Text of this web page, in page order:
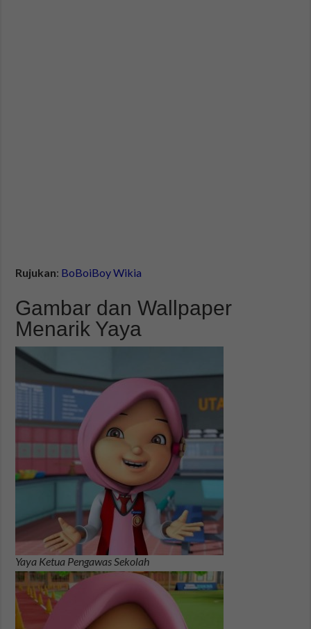
Rujukan: BoBoiBoy Wikia
Gambar dan Wallpaper
Menarik Yaya
Yaya Ketua Pengawas Sekolah